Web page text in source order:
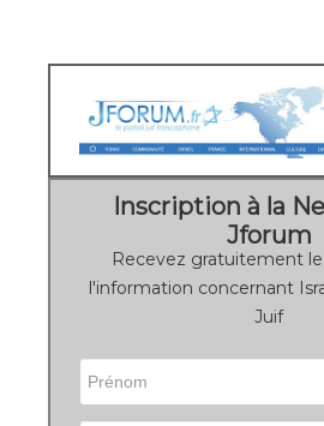
Inscription à la
Jforum
Recevez gratuitement
l'information concernant
Juif